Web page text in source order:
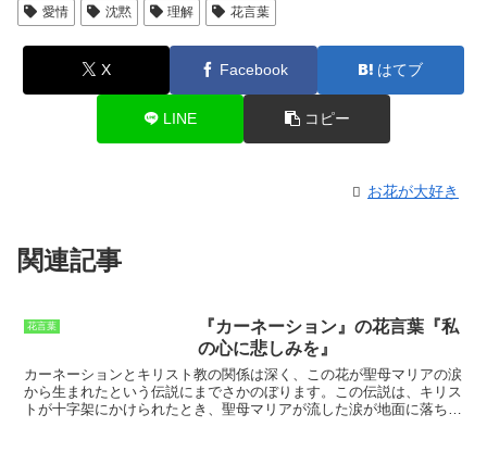
愛情
沈黙 理解 花言葉
X Facebook はてブ
LINE コピー
お花が大好き
関連記事
花言葉
『カーネーション』の花言葉『私
の心に悲しみを』
カーネーションとキリスト教の関係は深く、この花が聖母マリアの涙
から生まれたという伝説にまでさかのぼります。この伝説は、キリス
トが十字架にかけられたとき、聖母マリアが流した涙が地面に落ちて